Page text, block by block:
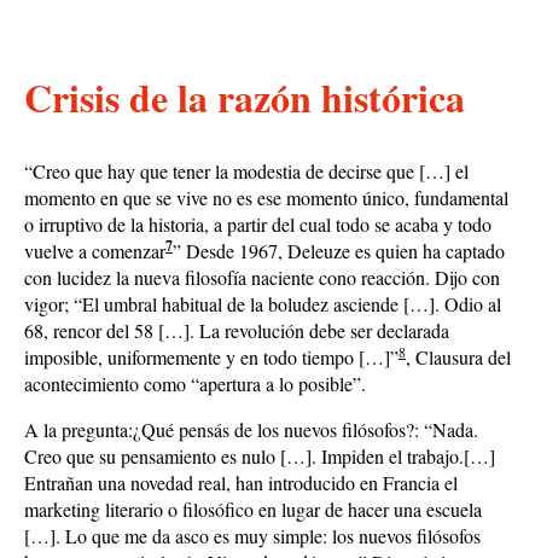
Crisis de la razón histórica
“Creo que hay que tener la modestia de decirse que […] el
momento en que se vive no es ese momento único, fundamental
o irruptivo de la historia, a partir del cual todo se acaba y todo
vuelve a comenzar7” Desde 1967, Deleuze es quien ha captado
con lucidez la nueva filosofía naciente cono reacción. Dijo con
vigor; “El umbral habitual de la boludez asciende […]. Odio al
68, rencor del 58 […]. La revolución debe ser declarada
imposible, uniformemente y en todo tiempo […]”8, Clausura del
acontecimiento como “apertura a lo posible”.
A la pregunta:¿Qué pensás de los nuevos filósofos?: “Nada.
Creo que su pensamiento es nulo […]. Impiden el trabajo.[…]
Entrañan una novedad real, han introducido en Francia el
marketing literario o filosófico en lugar de hacer una escuela
[…]. Lo que me da asco es muy simple: los nuevos filósofos